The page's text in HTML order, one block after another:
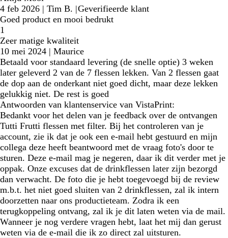
4 feb 2026 | Tim B. |Geverifieerde klant
Goed product en mooi bedrukt
1
Zeer matige kwaliteit
10 mei 2024 | Maurice
Betaald voor standaard levering (de snelle optie) 3 weken
later geleverd 2 van de 7 flessen lekken. Van 2 flessen gaat
de dop aan de onderkant niet goed dicht, maar deze lekken
gelukkig niet. De rest is goed
Antwoorden van klantenservice van VistaPrint:
Bedankt voor het delen van je feedback over de ontvangen
Tutti Frutti flessen met filter. Bij het controleren van je
account, zie ik dat je ook een e-mail hebt gestuurd en mijn
collega deze heeft beantwoord met de vraag foto's door te
sturen. Deze e-mail mag je negeren, daar ik dit verder met je
oppak. Onze excuses dat de drinkflessen later zijn bezorgd
dan verwacht. De foto die je hebt toegevoegd bij de review
m.b.t. het niet goed sluiten van 2 drinkflessen, zal ik intern
doorzetten naar ons productieteam. Zodra ik een
terugkoppeling ontvang, zal ik je dit laten weten via de mail.
Wanneer je nog verdere vragen hebt, laat het mij dan gerust
weten via de e-mail die ik zo direct zal uitsturen.